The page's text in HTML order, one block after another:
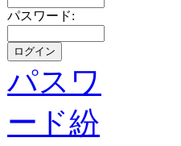
パスワード:
パスワ
ード紛